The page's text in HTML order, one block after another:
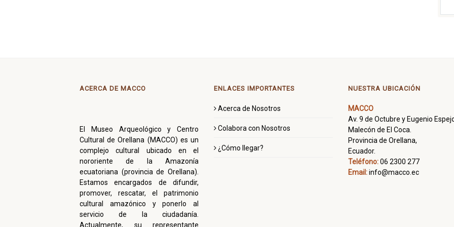
ACERCA DE MACCO
El Museo Arqueológico y Centro
Cultural de Orellana (MACCO) es un
complejo cultural ubicado en el
nororiente de la Amazonía
ecuatoriana (provincia de Orellana).
Estamos encargados de difundir,
promover, rescatar, el patrimonio
cultural amazónico y ponerlo al
servicio de la ciudadanía.
Actualmente, su representante
ENLACES IMPORTANTES
Acerca de Nosotros
Colabora con Nosotros
¿Cómo llegar?
NUESTRA UBICACIÓN
MACCO
Av. 9 de Octubre y Eugenio
Malecón de El Coca.
Provincia de Orellana,
Ecuador.
Teléfono:06 2300 277
Email:info@macco.ec